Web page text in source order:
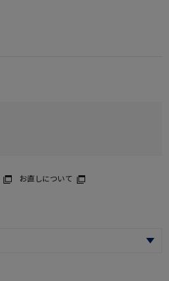
お直しについて